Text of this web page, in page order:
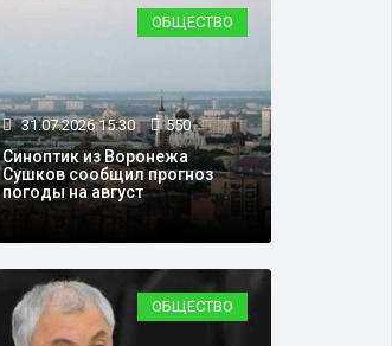
ОБЩЕСТВО
31.07.2026 15:30 550
Синоптик из Воронежа
Сушков сообщил прогноз
погоды на август
ОБЩЕСТВО